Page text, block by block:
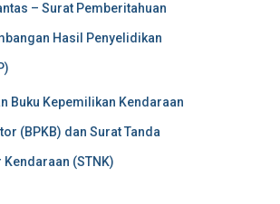
– Surat Pemberitahuan
Hasil Penyelidikan
Buku Kepemilikan Kendaraan
(BPKB) dan Surat Tanda
Kendaraan (STNK)